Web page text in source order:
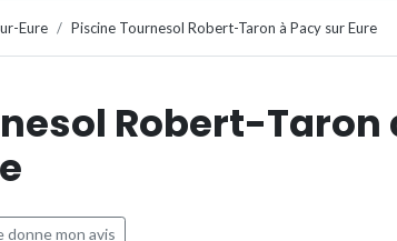
Eure Piscine Tournesol Robert-Taron à Pacy sur Eure
Robert-Taron
donne mon avis